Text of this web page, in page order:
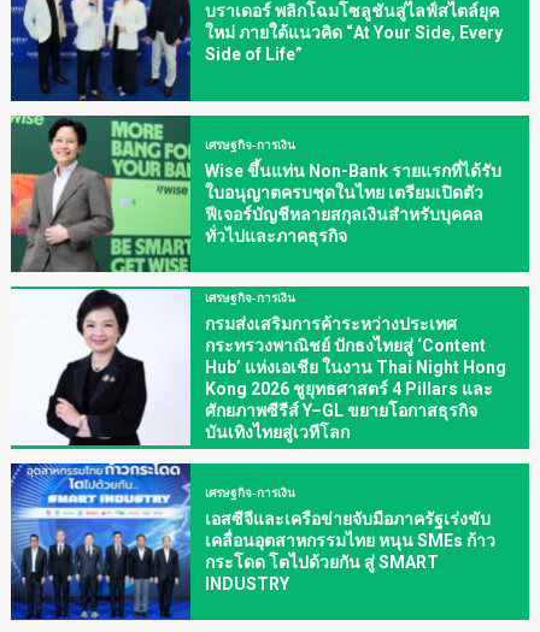
บราเดอร์ พลิกโฉมโซลูชันสู่ไลฟ์สไตล์ยุค
ใหม่ ภายใต้แนวคิด “At Your Side, Every
Side of Life”
เศรษฐกิจ-การเงิน
Wise ขึ้นแท่น Non-Bank รายแรกที่ได้รับ
ใบอนุญาตครบชุดในไทย เตรียมเปิดตัว
ฟีเจอร์บัญชีหลายสกุลเงินสำหรับบุคคล
ทั่วไปและภาคธุรกิจ
เศรษฐกิจ-การเงิน
กรมส่งเสริมการค้าระหว่างประเทศ
กระทรวงพาณิชย์ ปักธงไทยสู่ ‘Content
Hub’ แห่งเอเชีย ในงาน Thai Night Hong
Kong 2026 ชูยุทธศาสตร์ 4 Pillars และ
ศักยภาพซีรีส์ Y–GL ขยายโอกาสธุรกิจ
บันเทิงไทยสู่เวทีโลก
เศรษฐกิจ-การเงิน
เอสซีจีและเครือข่ายจับมือภาครัฐเร่งขับ
เคลื่อนอุตสาหกรรมไทย หนุน SMEs ก้าว
กระโดด โตไปด้วยกัน สู่ SMART
INDUSTRY